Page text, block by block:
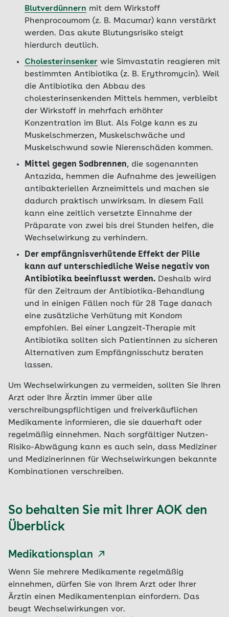
Blutverdünnern mit dem Wirkstoff
Phenprocoumom (z. B. Macumar) kann verstärkt
werden. Das akute Blutungsrisiko steigt
hierdurch deutlich.
Cholesterinsenker wie Simvastatin reagieren mit
bestimmten Antibiotika (z. B. Erythromycin). Weil
die Antibiotika den Abbau des
cholesterinsenkenden Mittels hemmen, verbleibt
der Wirkstoff in mehrfach erhöhter
Konzentration im Blut. Als Folge kann es zu
Muskelschmerzen, Muskelschwäche und
Muskelschwund sowie Nierenschäden kommen.
Mittel gegen Sodbrennen, die sogenannten
Antazida, hemmen die Aufnahme des jeweiligen
antibakteriellen Arzneimittels und machen sie
dadurch praktisch unwirksam. In diesem Fall
kann eine zeitlich versetzte Einnahme der
Präparate von zwei bis drei Stunden helfen, die
Wechselwirkung zu verhindern.
Der empfängnisverhütende Effekt der Pille
kann auf unterschiedliche Weise negativ von
Antibiotika beeinflusst werden. Deshalb wird
für den Zeitraum der Antibiotika-Behandlung
und in einigen Fällen noch für 28 Tage danach
eine zusätzliche Verhütung mit Kondom
empfohlen. Bei einer Langzeit-Therapie mit
Antibiotika sollten sich Patientinnen zu sicheren
Alternativen zum Empfängnisschutz beraten
lassen.
Um Wechselwirkungen zu vermeiden, sollten Sie Ihren
Arzt oder Ihre Ärztin immer über alle
verschreibungspflichtigen und freiverkäuflichen
Medikamente informieren, die sie dauerhaft oder
regelmäßig einnehmen. Nach sorgfältiger Nutzen-
Risiko-Abwägung kann es auch sein, dass Mediziner
und Medizinerinnen für Wechselwirkungen bekannte
Kombinationen verschreiben.
So behalten Sie mit Ihrer AOK den
Überblick
Medikationsplan
Wenn Sie mehrere Medikamente regelmäßig
einnehmen, dürfen Sie von Ihrem Arzt oder Ihrer
Ärztin einen Medikamentenplan einfordern. Das
beugt Wechselwirkungen vor.